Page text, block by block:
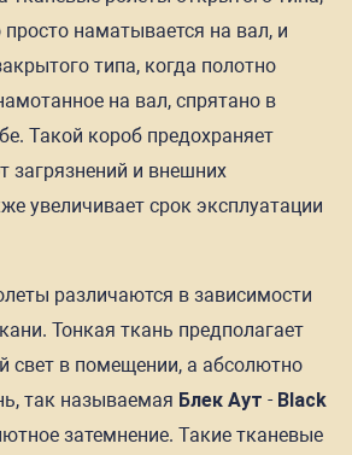
наматывается на вал, и
типа, когда полотно
на вал, спрятано в
Такой короб предохраняет
загрязнений и внешних
увеличивает срок эксплуатации
различаются в зависимости
Тонкая ткань предполагает
свет в помещении, а абсолютно
так называемая Блек Аут - Black
затемнение. Такие тканевые